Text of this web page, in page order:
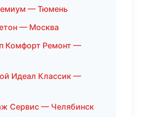
— Тюмень
— Москва
Комфорт Ремонт —
Идеал Классик —
Сервис — Челябинск